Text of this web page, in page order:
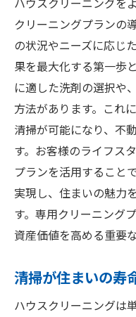
ハウスクリーニングを
クリーニングプランの
の状況やニーズに応じ
果を最大化する第一歩
に適した洗剤の選択や
方法があります。これ
清掃が可能になり、不
す。お客様のライフス
プランを活用すること
実現し、住まいの魅力
す。専用クリーニング
資産価値を高める重要
清掃が住まいの寿
ハウスクリーニングは